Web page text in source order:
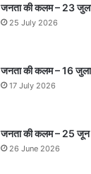
जनता की कलम – 23
25 July 2026
जनता की कलम – 16
17 July 2026
जनता की कलम – 25
26 June 2026